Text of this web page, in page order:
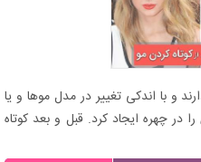
و با اندکی تغییر در مدل موها و یا
در چهره ایجاد کرد. قبل و بعد کوتاه